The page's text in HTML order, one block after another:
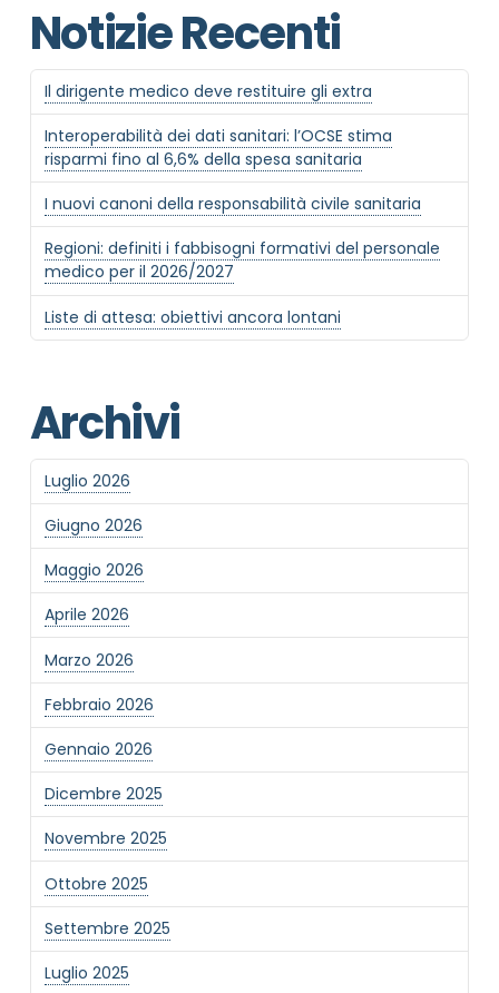
Notizie Recenti
Il dirigente medico deve restituire gli extra
Interoperabilità dei dati sanitari: l’OCSE stima
risparmi fino al 6,6% della spesa sanitaria
I nuovi canoni della responsabilità civile sanitaria
Regioni: definiti i fabbisogni formativi del personale
medico per il 2026/2027
Liste di attesa: obiettivi ancora lontani
Archivi
Luglio 2026
Giugno 2026
Maggio 2026
Aprile 2026
Marzo 2026
Febbraio 2026
Gennaio 2026
Dicembre 2025
Novembre 2025
Ottobre 2025
Settembre 2025
Luglio 2025
Informativa Privacy*
Ho preso visione dell'informativa privacy
Privacy Policy completa
Newsletter
Desidero rimanere aggiornato sulle ultime
novità dell'Associazione tramite l'iscrizione alla
newsletter